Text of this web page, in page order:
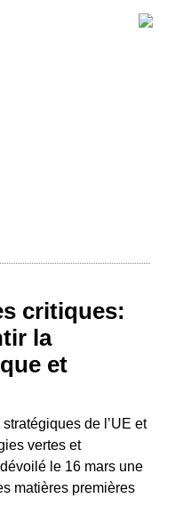
critiques:
la
et
de l’UE et
vertes et
le 16 mars une
matières premières